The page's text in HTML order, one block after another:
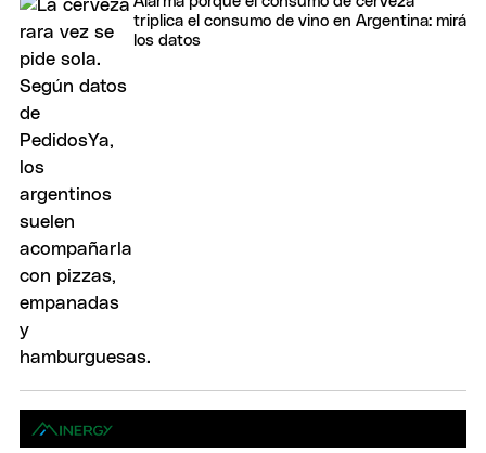
triplica el consumo de vino en Argentina: mirá
los datos